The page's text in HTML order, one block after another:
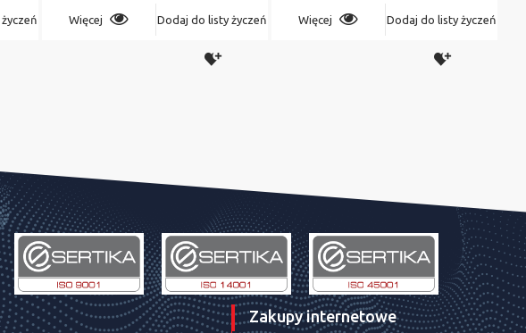
Więcej Dodaj do listy życzeń Więcej Dodaj do listy życzeń
Zakupy internetowe